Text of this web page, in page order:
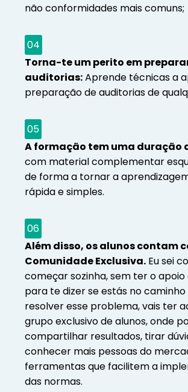
não conformidades mais comuns;
04
Torna-te um perito em
auditorias:Aprende técnicas a
preparação de auditorias de
05
A formação tem uma duração
com material complementar
de forma a tornar a
rápida e simples.
06
Além disso, os alunos contam
Comunidade Exclusiva. Eu sei
começar sozinha, sem ter o
para te dizer se estás no
resolver esse problema, vais ter
grupo exclusivo de alunos, onde
compartilhar resultados, tirar
conhecer mais pessoas do
ferramentas que facilitem a
das normas.